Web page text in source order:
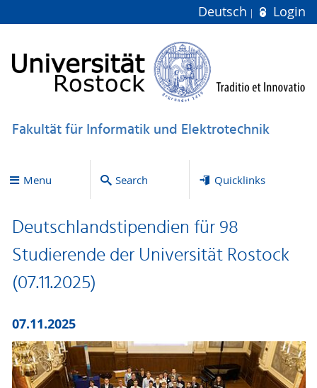
Deutsch Login
Fakultät für Informatik und Elektrotechnik
Menu Search Quicklinks
Deutschlandstipendien für 98
Studierende der Universität Rostock
(07.11.2025)
07.11.2025